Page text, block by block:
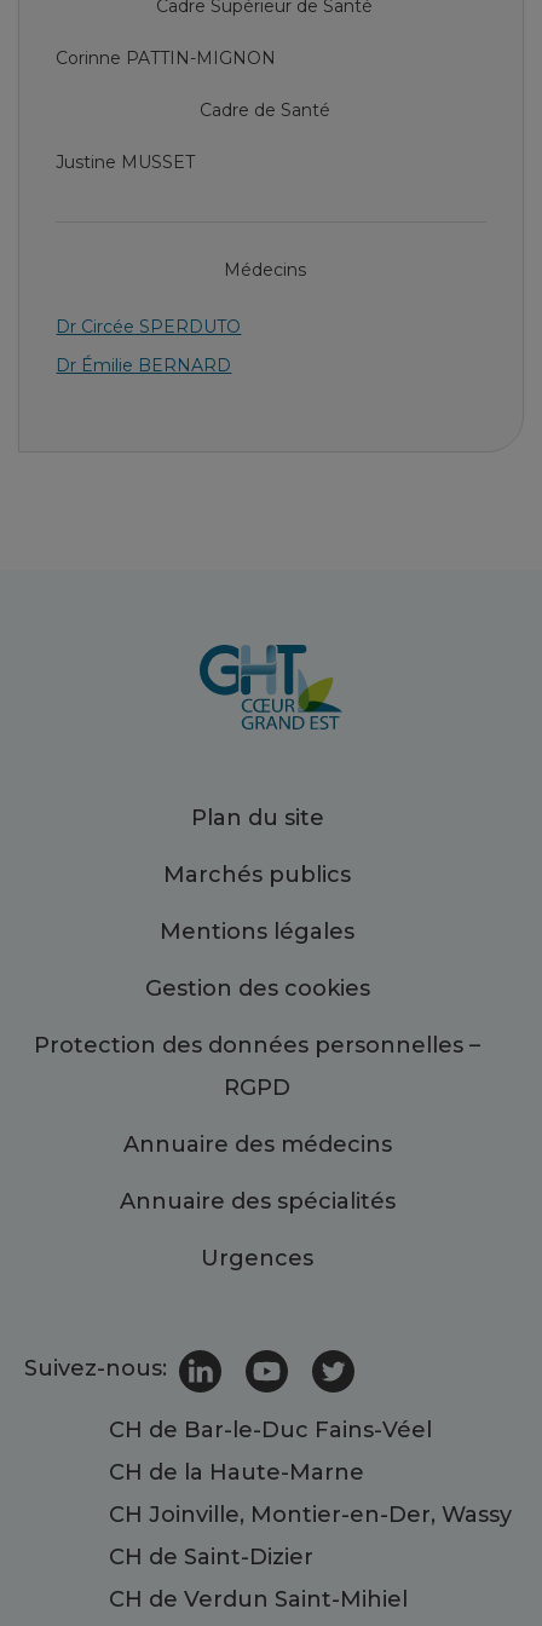
Cadre Supérieur de Santé
Corinne PATTIN-MIGNON
Cadre de Santé
Justine MUSSET
Médecins
Dr Circée SPERDUTO
Dr Émilie BERNARD
Plan du site
Marchés publics
Mentions légales
Gestion des cookies
Protection des données personnelles –
RGPD
Annuaire des médecins
Annuaire des spécialités
Urgences
Suivez-nous:
CH de Bar-le-Duc Fains-Véel
CH de la Haute-Marne
CH Joinville, Montier-en-Der, Wassy
CH de Saint-Dizier
CH de Verdun Saint-Mihiel